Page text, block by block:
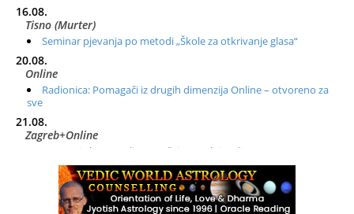
16.08.
Tisno (Murter)
Seminar pjevanja po metodi „Škole za otkrivanje glasa“
20.08.
Online
Radionica: Pomagači iz drugih dimenzija Online – otvoreno za
sve
21.08.
Zagreb+Online
Osnovni ThetaHealing® tečaj, Zagreb i Online
Zagreb
Osnovna radionica za izscjeljivanje pranom (Basic Pranic